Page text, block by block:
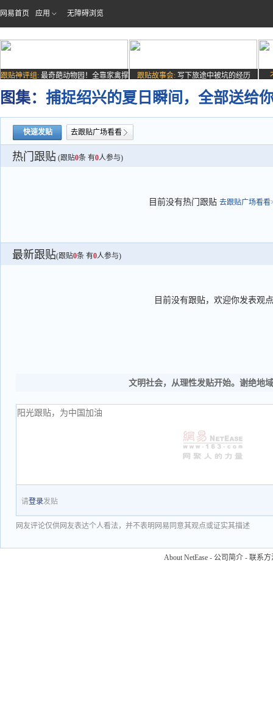
网易首页 应用 无障碍浏览
跟贴神评组: 最奇葩动物园！全靠家禽撑
场子
跟贴故事会: 写下旅途中被坑的经历
图集： 捕捉绍兴的夏日瞬间，全部送给
快速发贴 去跟贴广场看看
热门跟贴 (跟贴0条 有0人参与)
目前没有热门跟贴 去跟贴广场看看
最新跟贴(跟贴0条 有0人参与)
目前没有跟贴，欢迎你发表观点
文明社会，从理性发贴开始。谢绝地
请登录发贴
网友评论仅供网友表达个人看法，并不表明网易同意其观点或证实其描述
About NetEase - 公司简介 - 联系方